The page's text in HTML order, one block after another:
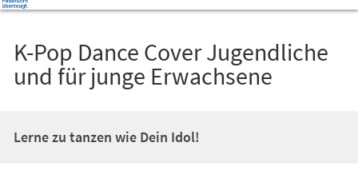
K-Pop Dance Cover Jugendliche
und für junge Erwachsene
Lerne zu tanzen wie Dein Idol!